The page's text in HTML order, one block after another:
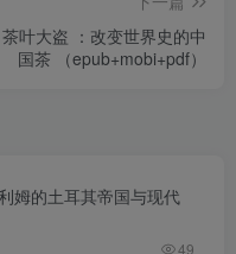
茶叶大盗 ：改变世界史的中
国茶 （epub+mobi+pdf）
姆的土耳其帝国与现代
49